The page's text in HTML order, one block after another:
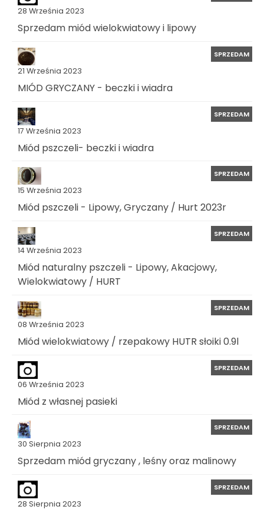
28 Września 2023
Sprzedam miód wielokwiatowy i lipowy
21 Września 2023
SPRZEDAM
MIÓD GRYCZANY - beczki i wiadra
17 Września 2023
SPRZEDAM
Miód pszczeli- beczki i wiadra
15 Września 2023
SPRZEDAM
Miód pszczeli - Lipowy, Gryczany / Hurt 2023r
14 Września 2023
SPRZEDAM
Miód naturalny pszczeli - Lipowy, Akacjowy,
Wielokwiatowy / HURT
08 Września 2023
SPRZEDAM
Miód wielokwiatowy / rzepakowy HUTR słoiki 0.9l
06 Września 2023
SPRZEDAM
Miód z własnej pasieki
30 Sierpnia 2023
SPRZEDAM
Sprzedam miód gryczany , leśny oraz malinowy
28 Sierpnia 2023
SPRZEDAM